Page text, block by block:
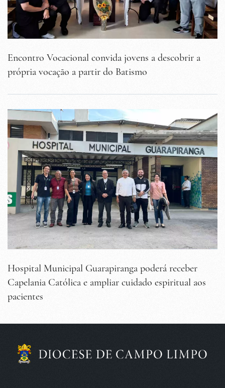
Encontro Vocacional convida jovens a descobrir a
própria vocação a partir do Batismo
Hospital Municipal Guarapiranga poderá receber
Capelania Católica e ampliar cuidado espiritual aos
pacientes